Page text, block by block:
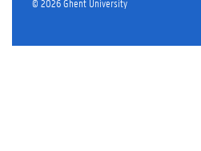
© 2026 Ghent University